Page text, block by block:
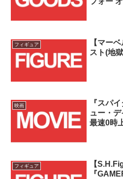
フィギュア
【マー
スト(地
映画
『スパ
ュー・
最速0時
フィギュア
【
『